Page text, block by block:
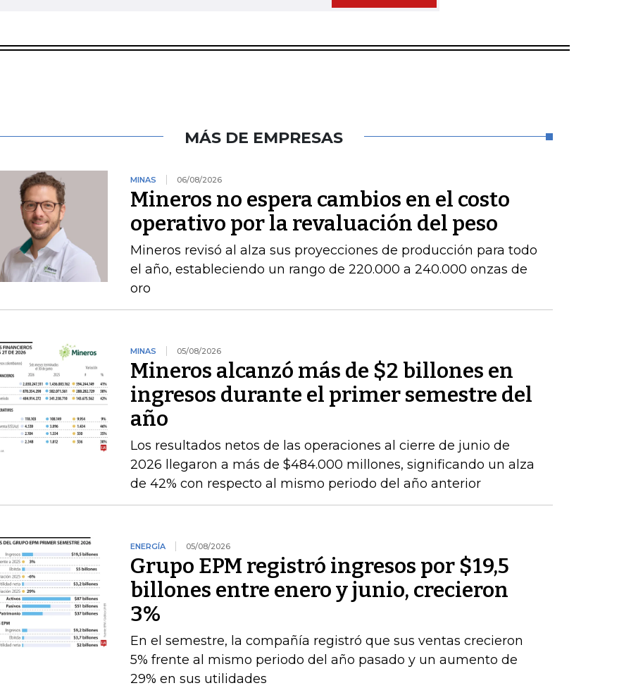
MÁS DE EMPRESAS
MINAS 06/08/2026
Mineros no espera cambios en el costo
operativo por la revaluación del peso
Mineros revisó al alza sus proyecciones de producción para todo
el año, estableciendo un rango de 220.000 a 240.000 onzas de
oro
MINAS 05/08/2026
Mineros alcanzó más de $2 billones en
ingresos durante el primer semestre del
año
Los resultados netos de las operaciones al cierre de junio de
2026 llegaron a más de $484.000 millones, significando un alza
de 42% con respecto al mismo periodo del año anterior
ENERGÍA 05/08/2026
Grupo EPM registró ingresos por $19,5
billones entre enero y junio, crecieron
3%
En el semestre, la compañía registró que sus ventas crecieron
5% frente al mismo periodo del año pasado y un aumento de
29% en sus utilidades